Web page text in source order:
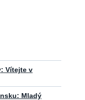
Vítejte v
Mladý